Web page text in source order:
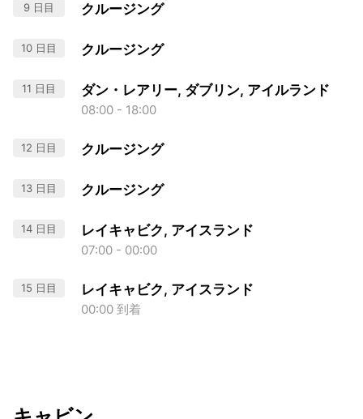
9 日目 クルージング
10 日目 クルージング
11 日目 ダン・レアリー, ダブリン, アイルランド
08:00 - 18:00
12 日目 クルージング
13 日目 クルージング
14 日目 レイキャビク, アイスランド
07:00 - 00:00
15 日目 レイキャビク, アイスランド
00:00 到着